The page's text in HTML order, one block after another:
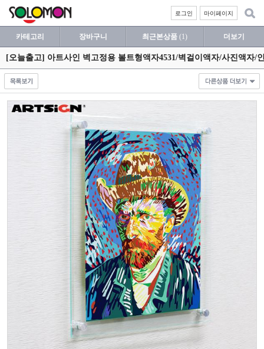
마이페이지
로그인
카테고리 장바구니 최근본상품 (1) 더보기
[오늘출고] 아트사인 벽고정용 볼트형액자4531/벽걸이액자/사진액자/